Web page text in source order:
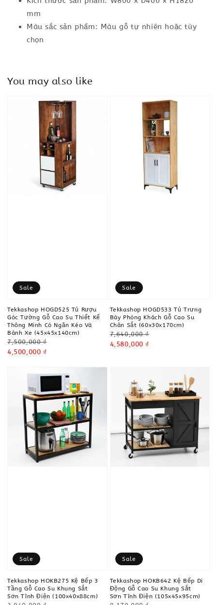
mm
Màu sắc sản phẩm: Màu gỗ tự nhiên hoặc tùy
chọn
You may also like
Sale
Tekkashop HOGD525 Tủ Rượu
Góc Tường Gỗ Cao Su Thiết Kế
Thông Minh Có Ngăn Kéo Và
Bánh Xe (45x45x140cm)
Regular
price
7,500,000 ₫
Sale
4,500,000 ₫
Sale
Tekkashop HOGD533 Tủ Trưng
Bày Phòng Khách Gỗ Cao Su
Chân Sắt (60x30x170cm)
Regular
price
7,640,000 ₫
Sale
4,580,000 ₫
Sale
Tekkashop HOKB275 Kệ Bếp 3
Tầng Gỗ Cao Su Khung Sắt
Sơn Tĩnh Điện (100x40x88cm)
Sale
Tekkashop HOKB642 Kệ Bếp Di
Động Gỗ Cao Su Khung Sắt
Sơn Tĩnh Điện (105x45x95cm)